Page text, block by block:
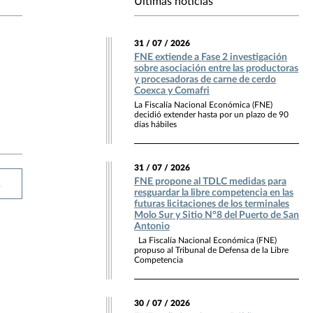
31 / 07 / 2026
FNE extiende a Fase 2 investigación
sobre asociación entre las productoras
y procesadoras de carne de cerdo
Coexca y Comafri
La Fiscalía Nacional Económica (FNE)
decidió extender hasta por un plazo de 90
días hábiles
31 / 07 / 2026
FNE propone al TDLC medidas para
resguardar la libre competencia en las
futuras licitaciones de los terminales
Molo Sur y Sitio N°8 del Puerto de San
Antonio
La Fiscalía Nacional Económica (FNE)
propuso al Tribunal de Defensa de la Libre
Competencia
30 / 07 / 2026